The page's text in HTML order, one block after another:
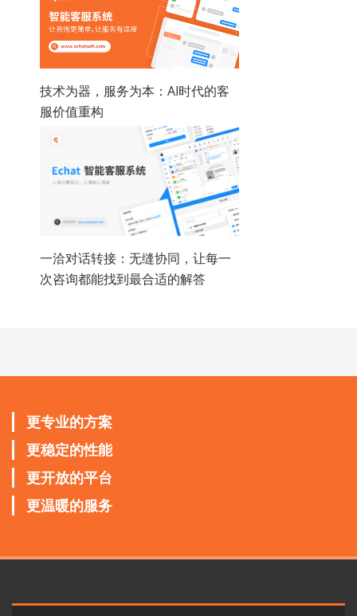
技术为器，服务为本：AI时代的客
服价值重构
一洽对话转接：无缝协同，让每一
次咨询都能找到最合适的解答
更专业的方案
更稳定的性能
更开放的平台
更温暖的服务